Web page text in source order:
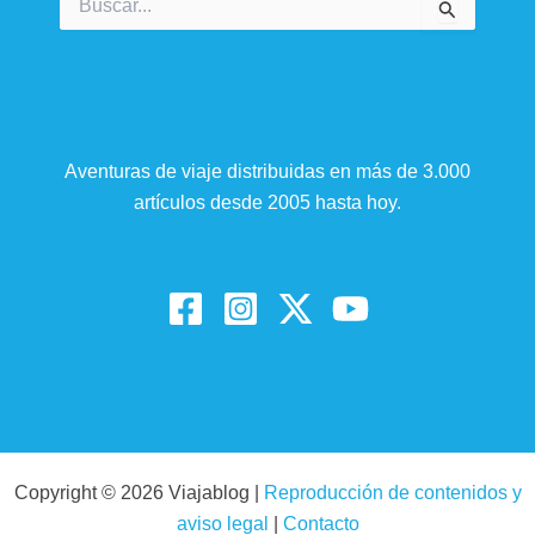
por:
Aventuras de viaje distribuidas en más de 3.000
artículos desde 2005 hasta hoy.
Copyright © 2026 Viajablog |
Reproducción de contenidos y
aviso legal
Contacto